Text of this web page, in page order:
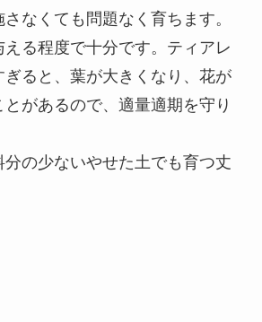
なくても問題なく育ちます。
る程度で十分です。ティアレ
ぎると、葉が大きくなり、花が
があるので、適量適期を守り
の少ないやせた土でも育つ丈